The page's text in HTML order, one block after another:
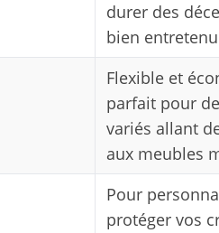
durer des
bien
Flexible et
parfait pour
variés allant
aux meubles
Pour
protéger vos